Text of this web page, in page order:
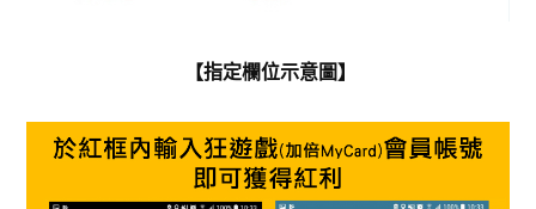
【指定欄位示意圖】